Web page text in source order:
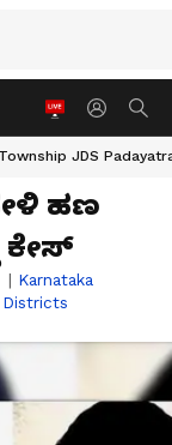
JDS
ಹಣ
ಕೇಸ್‌
| Karnataka
Districts